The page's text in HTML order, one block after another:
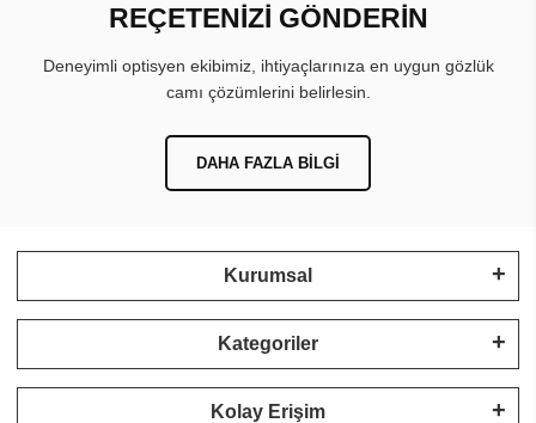
REÇETENİZİ GÖNDERİN
Deneyimli optisyen ekibimiz, ihtiyaçlarınıza en uygun gözlük
camı çözümlerini belirlesin.
DAHA FAZLA BILGI
Kurumsal
Kategoriler
Kolay Erişim